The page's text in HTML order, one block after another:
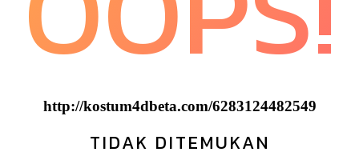
http://kostum4dbeta.com/6283124482549
TIDAK DITEMUKAN